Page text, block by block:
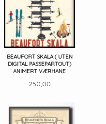
BEAUFORT SKALA ( UTEN
DIGITAL PASSEPARTOUT)
ANIMERT VÆRHANE
Pris
250,00